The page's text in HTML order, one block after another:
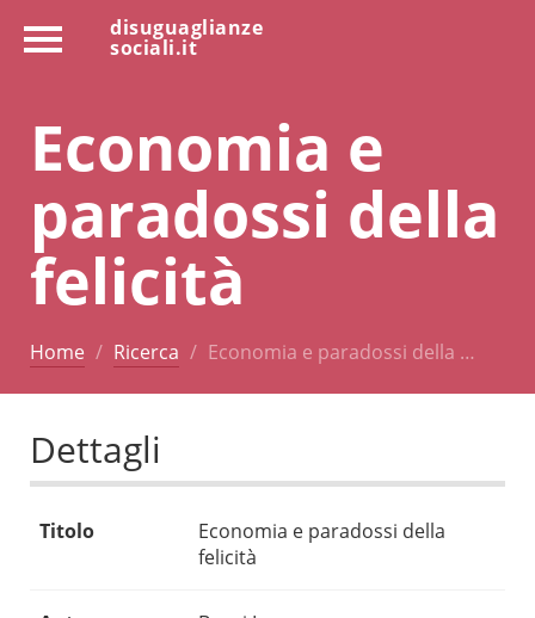
disuguaglianze
sociali.it
Economia e
paradossi della
felicità
Home Ricerca Economia e paradossi della …
Dettagli
Titolo
Economia e paradossi della
felicità